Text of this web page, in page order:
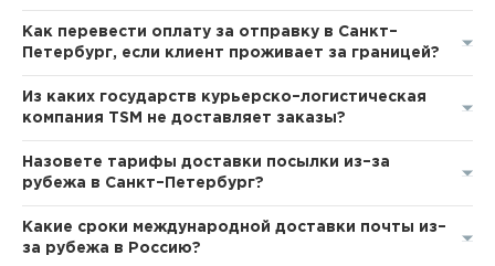
Как перевести оплату за отправку в Санкт–
Петербург, если клиент проживает за границей?
Из каких государств курьерско–логистическая
компания TSM не доставляет заказы?
Назовете тарифы доставки посылки из–за
рубежа в Санкт–Петербург?
Какие сроки международной доставки почты из–
за рубежа в Россию?